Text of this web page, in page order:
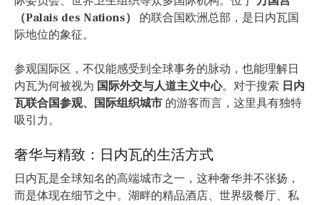
（Palais des Nations）
的联合国欧洲总部，是日内瓦国
际地位的象征。
参观国际区，不仅能感受到全球事务的脉动，也能理解日
内瓦为何被视为 国际外交与人道主义中心。对于搜索 日内
瓦联合国参观、国际组织城市 的游客而言，这里具有独特
吸引力。
奢华与精致：日内瓦的生活方式
日内瓦是全球知名的高端城市之一，这种奢华并不张扬，
而是体现在细节之中。湖畔的精品酒店、世界级餐厅、私